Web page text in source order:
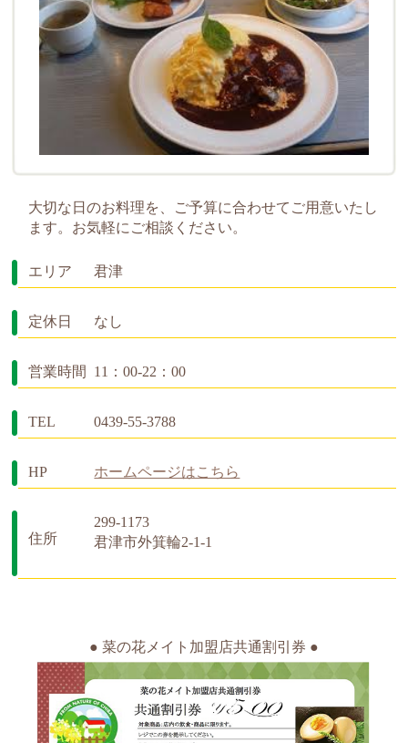
大切な日のお料理を、ご予算に合わせてご用意いたし
ます。お気軽にご相談ください。
エリア 君津
定休日 なし
営業時間 11：00-22：00
TEL 0439-55-3788
HP ホームページはこちら
住所
299-1173
君津市外箕輪2-1-1
● 菜の花メイト加盟店共通割引券 ●